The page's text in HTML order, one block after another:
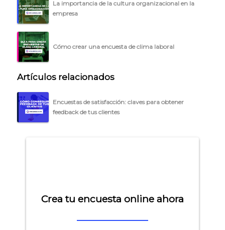
La importancia de la cultura organizacional en la
empresa
Cómo crear una encuesta de clima laboral
Artículos relacionados
Encuestas de satisfacción: claves para obtener
feedback de tus clientes
Crea tu encuesta online ahora